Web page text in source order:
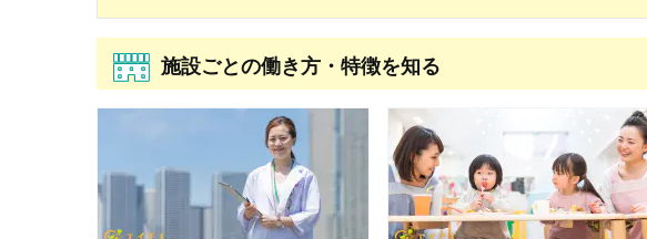
施設ごとの働き方・特徴を知る